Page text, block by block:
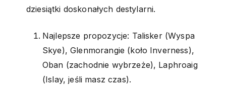
dziesiątki doskonałych destylarni.
Najlepsze propozycje: Talisker (Wyspa
Skye), Glenmorangie (koło Inverness),
Oban (zachodnie wybrzeże), Laphroaig
(Islay, jeśli masz czas).